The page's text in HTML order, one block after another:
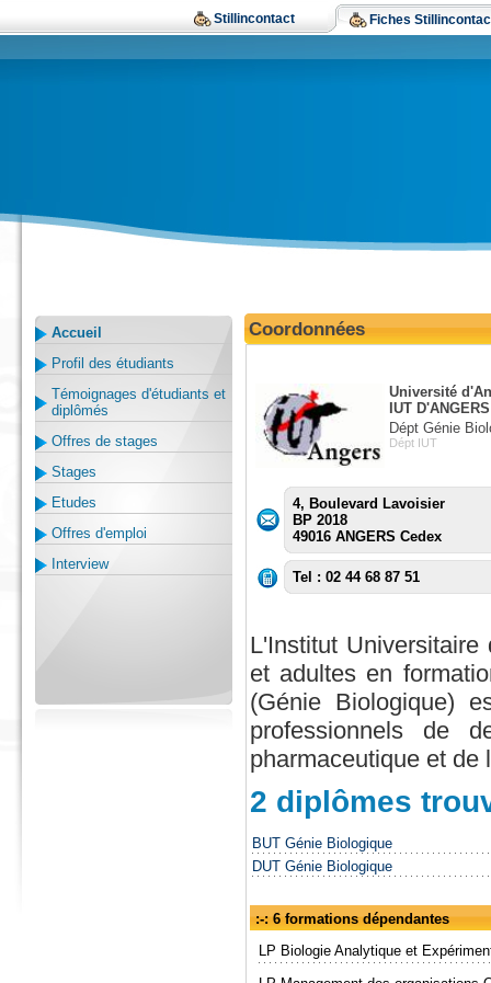
Stillincontact Fiches
Accueil
Profil des étudiants
Témoignages d'étudiants et
diplômés
Offres de stages
Stages
Etudes
Offres d'emploi
Interview
Coordonnées
Université
IUT
Dépt Génie
Dépt IUT
4, Boulevard Lavoisier
BP 2018
49016 ANGERS Cedex
Tel : 02 44 68 87 51
L'Institut
et adultes en
(Génie Biologique)
professionnels de
pharmaceutique et de
2 diplômes
BUT Génie Biologique
DUT Génie Biologique
:-: 6 formations dépendantes
LP Biologie Analytique et